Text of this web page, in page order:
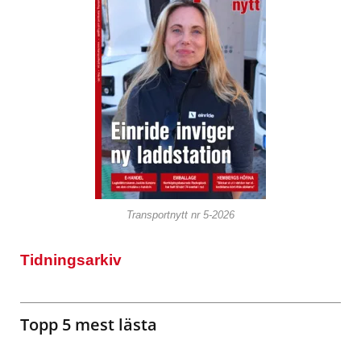
Transportnytt nr 5-2026
Tidningsarkiv
Topp 5 mest lästa